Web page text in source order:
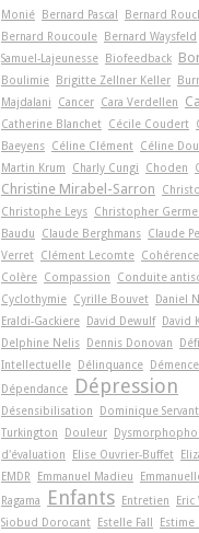
Monié Bernard Pascal
Bernard
Bernard Roucoule Bernard Waysfeld
Samuel-Lajeunesse Biofeedback
Boulimie Brigitte Zellner Keller
Majdalani
Cancer Cara Verdellen
Catherine Blanchet Cécile Coudert
Baeyens Céline Clément Céline
Martin Krum
Charly Cungi Choden
Christine Mirabel-Sarron
Christophe Leys Christopher
Baudu
Claude Berghmans Claude
Verret Clément Lecomte
Colère Compassion
Conduite
Cyclothymie Cyrille Bouvet Daniel
Eraldi-Gackiere David Dewulf David
Delphine Nelis Dennis Donovan
Intellectuelle Délinquance Démence
Dépendance
Dépression
Désensibilisation Dominique Servant
Turkington
Douleur
d'évaluation
Elise Ouvrier-Buffet
EMDR
Emmanuel Madieu
Ragama
Enfants Entretien Eric
Siobud Dorocant Estelle Fall
Estime